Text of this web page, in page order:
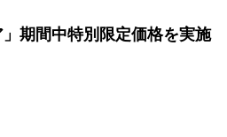
」期間中特別限定価格を実施